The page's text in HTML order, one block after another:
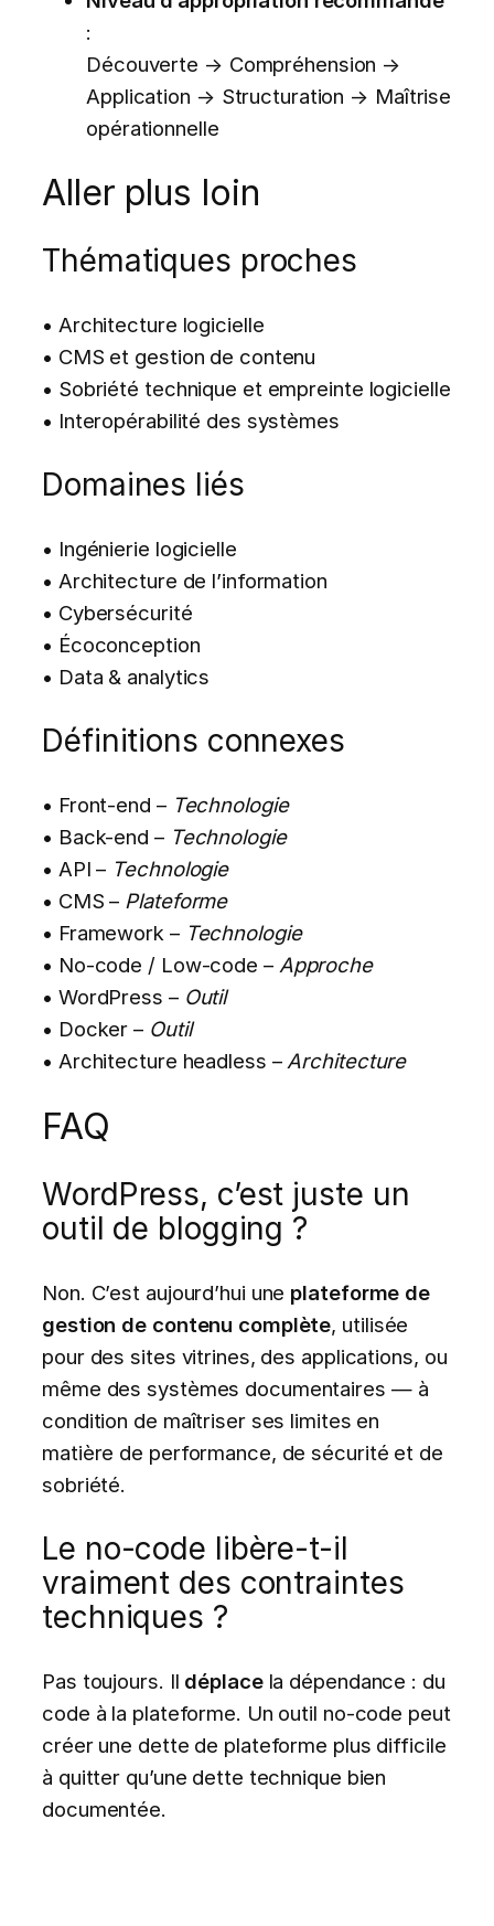
:
Découverte → Compréhension →
Application → Structuration → Maîtrise
opérationnelle
Aller plus loin
Thématiques proches
• Architecture logicielle
• CMS et gestion de contenu
• Sobriété technique et empreinte logicielle
• Interopérabilité des systèmes
Domaines liés
• Ingénierie logicielle
• Architecture de l’information
• Cybersécurité
• Écoconception
• Data & analytics
Définitions connexes
• Front-end – Technologie
• Back-end – Technologie
• API – Technologie
• CMS – Plateforme
• Framework – Technologie
• No-code / Low-code – Approche
• WordPress – Outil
• Docker – Outil
• Architecture headless –Architecture
FAQ
WordPress, c’est juste un
outil de blogging ?
Non. C’est aujourd’hui une plateforme de
gestion de contenu complète, utilisée
pour des sites vitrines, des applications, ou
même des systèmes documentaires — à
condition de maîtriser ses limites en
matière de performance, de sécurité et de
sobriété.
Le no-code libère-t-il
vraiment des contraintes
techniques ?
Pas toujours. Il déplacela dépendance : du
code à la plateforme. Un outil no-code peut
créer une dette de plateforme plus difficile
à quitter qu’une dette technique bien
documentée.